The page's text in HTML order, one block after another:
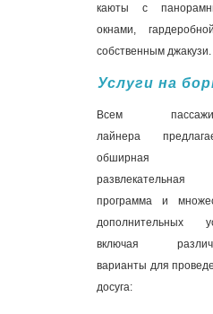
каюты с
окнами,
собственным джакузи.
Услуги на
Всем
лайнера
обширная
развлекательная
программа и
дополнительных
включая
варианты для
досуга: